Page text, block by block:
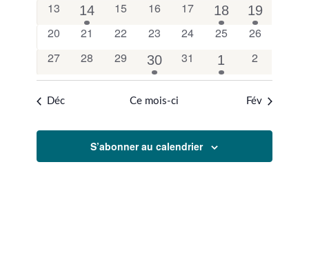
0
évènements
13
1
évènement
14
0
15
0
16
0
évènements
17
1
évènement
18
1
19
0
20
0
21
0
22
0
23
0
24
0
25
0
26
0
27
0
28
0
évènements
29
1
évènement
30
0
évènements
31
1
évènement
1
0
2
Déc Ce mois-ci Fév
S’abonner au calendrier